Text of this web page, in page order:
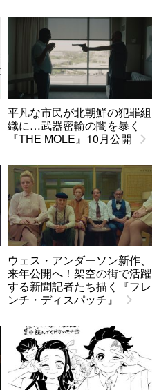
平凡な市民が北朝鮮の犯罪組
織に…武器密輸の闇を暴く
『THE MOLE』10月公開
ウェス・アンダーソン新作、
来年公開へ！架空の街で活躍
する新聞記者たち描く『フレ
ンチ・ディスパッチ』